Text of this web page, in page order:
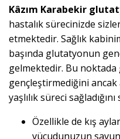
Kâzım Karabekir
hastalık sürecinizde
etmektedir. Sağlık
başında glutatyonun
gelmektedir. Bu
gençleştirmediğini ancak
yaşlılık süreci
Özellikle de kış
vücudunuzun